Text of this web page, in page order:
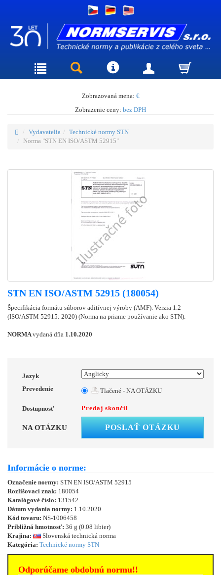
Zobrazovaná mena: €
Zobrazenie ceny: bez DPH
Vydavatelia
Technické normy STN
Norma "STN EN ISO/ASTM 52915"
STN EN ISO/ASTM 52915 (180054)
Špecifikácia formátu súborov aditívnej výroby (AMF). Verzia 1.2
(ISO/ASTM 52915: 2020) (Norma na priame používanie ako STN).
NORMAvydaná dňa 1.10.2020
Jazyk
Prevedenie
Tlačené - NA OTÁZKU
Dostupnosť Predaj skončil
NA OTÁZKU POSLAŤ OTÁZKU
Informácie o norme:
Označenie normy: STN EN ISO/ASTM 52915
Rozlišovací znak: 180054
Katalógové číslo: 131542
Dátum vydania normy: 1.10.2020
Kód tovaru: NS-1006458
Približná hmotnosť: 36 g (0.08 libier)
Krajina:
Slovenská technická norma
Kategória: Technické normy STN
Odporúčame obdobnú normu!!